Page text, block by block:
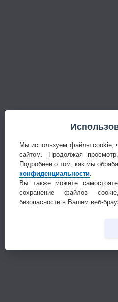
Мы используем файлы cookie,
сайтом. Продолжая
Подробнее о том, как мы
конфиденциальности
Вы также можете
сохранение файлов
безопасности в Вашем веб-